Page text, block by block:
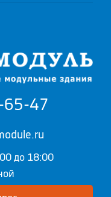
65-47
до 18:00